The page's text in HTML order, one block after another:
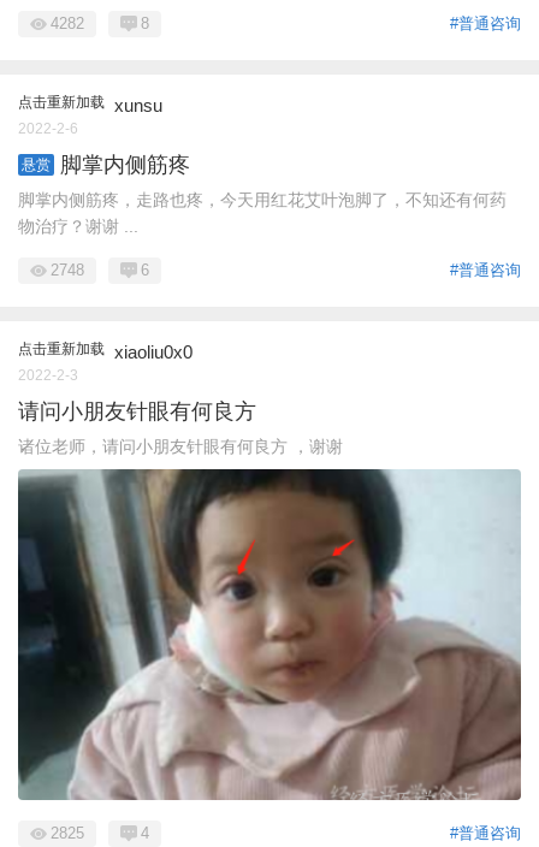
#普通咨询
4282 8
点击重新加载 xunsu
2022-2-6
悬赏 脚掌内侧筋疼
脚掌内侧筋疼，走路也疼，今天用红花艾叶泡脚了，不知还有何药
物治疗？谢谢 ...
#普通咨询
2748 6
点击重新加载 xiaoliu0x0
2022-2-3
请问小朋友针眼有何良方
诸位老师，请问小朋友针眼有何良方 ，谢谢
#普通咨询
2825 4